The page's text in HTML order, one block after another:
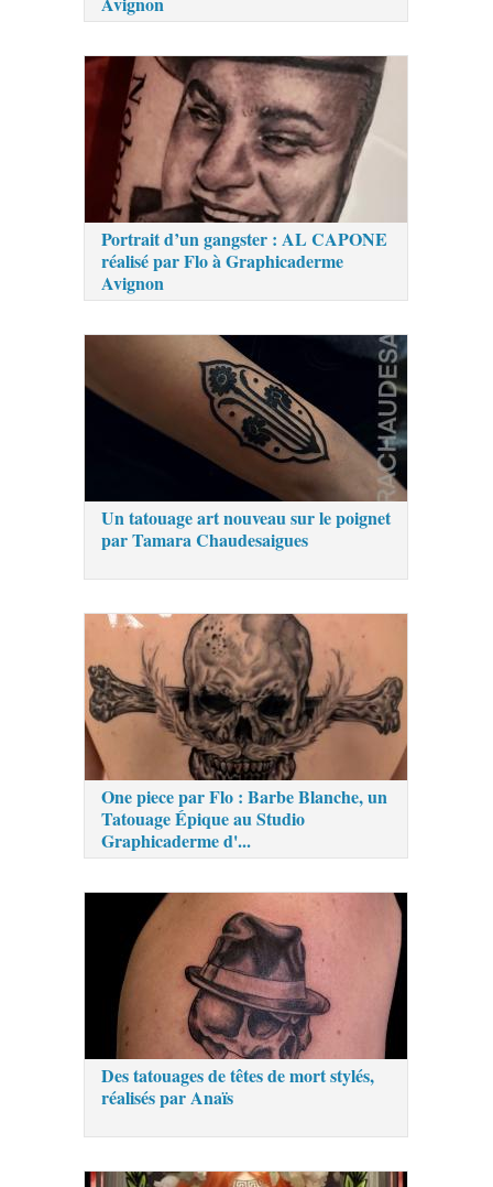
Portrait d’un gangster : AL CAPONE
réalisé par Flo à Graphicaderme
Avignon
Un tatouage art nouveau sur le poignet
par Tamara Chaudesaigues
One piece par Flo : Barbe Blanche, un
Tatouage Épique au Studio
Graphicaderme d'...
Des tatouages de têtes de mort stylés,
réalisés par Anaïs